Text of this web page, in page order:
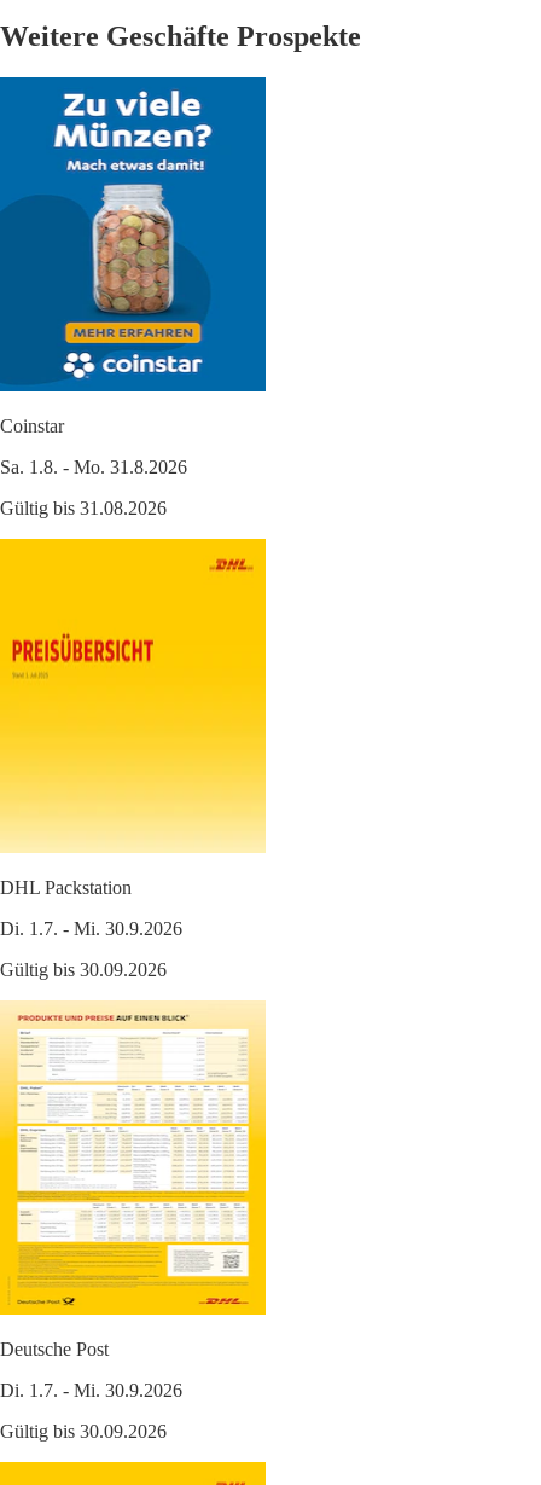
Weitere Geschäfte Prospekte
Coinstar
Sa. 1.8. - Mo. 31.8.2026
Gültig bis 31.08.2026
DHL Packstation
Di. 1.7. - Mi. 30.9.2026
Gültig bis 30.09.2026
Deutsche Post
Di. 1.7. - Mi. 30.9.2026
Gültig bis 30.09.2026